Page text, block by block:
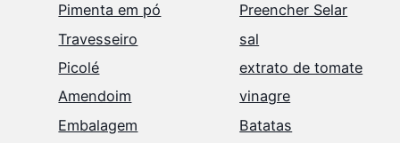
Pimenta em pó
Preencher Selar
Travesseiro
sal
Picolé
extrato de tomate
Amendoim
vinagre
Embalagem
Batatas